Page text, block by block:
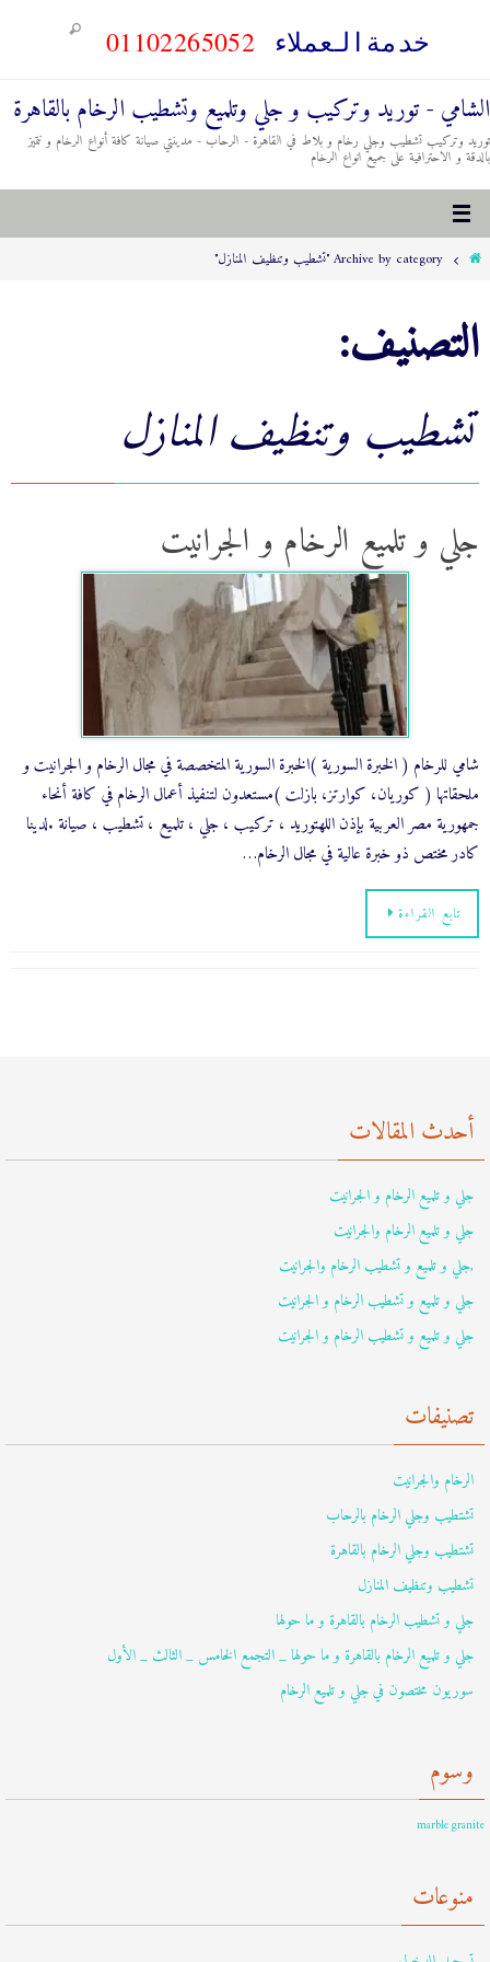
خدمةالعملاء 01102265052
الشامي - توريد وتركيب و جلي وتلميع وتشطيب الرخام بالقاهرة
توريد وتركيب تشطيب وجلي رخام و بلاط في القاهرة - الرحاب - مدينتي صيانة كافة أنواع الرخام و نتميز
بالدقة و الاحترافية على جميع انواع الرخام
Archive by category "تشطيب وتنظيف المنازل"
التصنيف:
تشطيب وتنظيف المنازل
جلي و تلميع الرخام و الجرانيت
شامي للرخام ( الخبرة السورية )الخبرة السورية المتخصصة في مجال الرخام و الجرانيت و
ملحقاتها ( كوريان، كوارتز، بازلت )مستعدون لتنفيذ أعمال الرخام في كافة أنحاء
جمهورية مصر العربية بإذن اللهتوريد ، تركيب ، جلي ، تلميع ، تشطيب ، صيانة .لدينا
كادر مختص ذو خبرة عالية في مجال الرخام…
تابع القراءة
أحدث المقالات
جلي و تلميع الرخام و الجرانيت
جلي و تلميع الرخام والجرانيت
,جلي و تلميع و تشطيب الرخام والجرانيت
جلي و تلميع و تشطيب الرخام و الجرانيت
جلي و تلميع و تشطيب الرخام و الجرانيت
تصنيفات
الرخام والجرانيت
تشتطيب وجلي الرخام بالرحاب
تشتطيب وجلي الرخام بالقاهرة
تشطيب وتنظيف المنازل
جلي و تشطيب الرخام بالقاهرة و ما حولها
جلي و تلميع الرخام بالقاهرة و ما حولها _ التجمع الخامس _ الثالث _ الأول
سوريون مختصون في جلي و تلميع الرخام
وسوم
marble granite
منوعات